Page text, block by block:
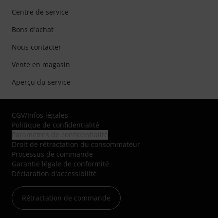
Centre de service
Bons d'achat
Nous contacter
Vente en magasin
Aperçu du service
CGV/Infos légales
Politique de confidentialité
Droit de rétractation du consommateur
Processus de commande
Garantie légale de conformité
Déclaration d'accessibilité
Rétractation de commande